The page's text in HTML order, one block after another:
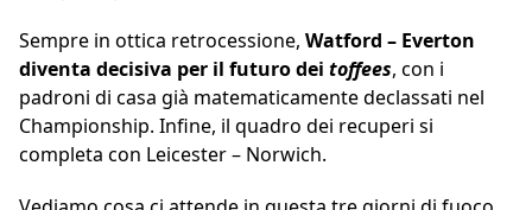
Sempre in ottica retrocessione, Watford – Everton
diventa decisiva per il futuro dei toffees, con i
padroni di casa già matematicamente declassati nel
Championship. Infine, il quadro dei recuperi si
completa con Leicester – Norwich.